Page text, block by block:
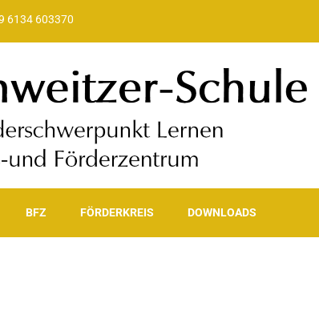
6134 603370
BFZ FÖRDERKREIS DOWNLOADS